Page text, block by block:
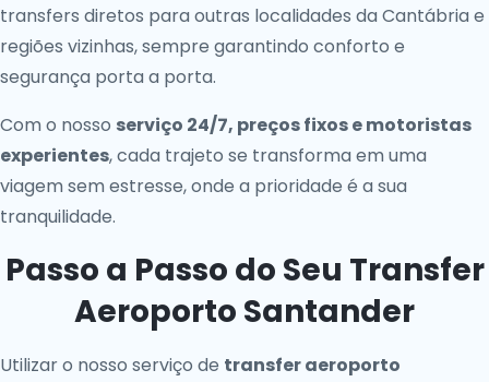
transfers diretos para outras localidades da Cantábria e
regiões vizinhas, sempre garantindo conforto e
segurança porta a porta.
Com o nosso serviço 24/7, preços fixos e motoristas
experientes, cada trajeto se transforma em uma
viagem sem estresse, onde a prioridade é a sua
tranquilidade.
Passo a Passo do Seu Transfer
Aeroporto Santander
Utilizar o nosso serviço de transfer aeroporto